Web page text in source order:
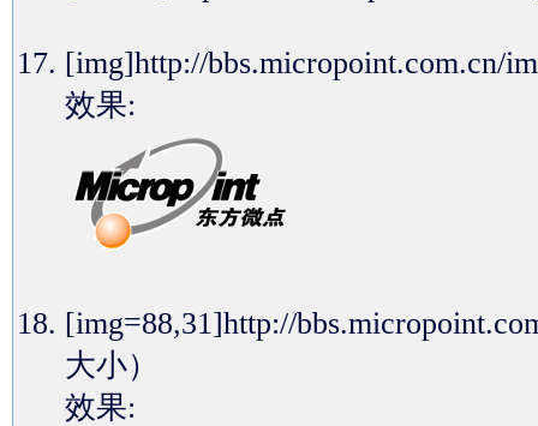
[img]http://
效果:
[img=88,31]http://
大小）
效果: